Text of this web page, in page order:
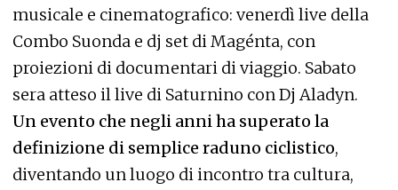
musicale e cinematografico: venerdì live della
Combo Suonda e dj set di Magénta, con
proiezioni di documentari di viaggio. Sabato
sera atteso il live di Saturnino con Dj Aladyn.
Un evento che negli anni ha superato la
definizione di semplice raduno ciclistico,
diventando un luogo di incontro tra cultura,